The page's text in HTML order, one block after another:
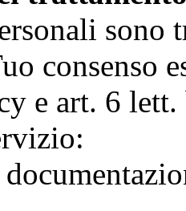
sono
consenso
e art. 6